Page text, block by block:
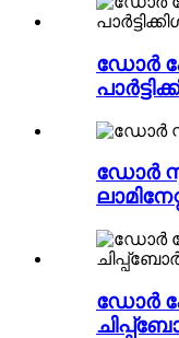
ഡോർ
ഡോർ
ഡോർ